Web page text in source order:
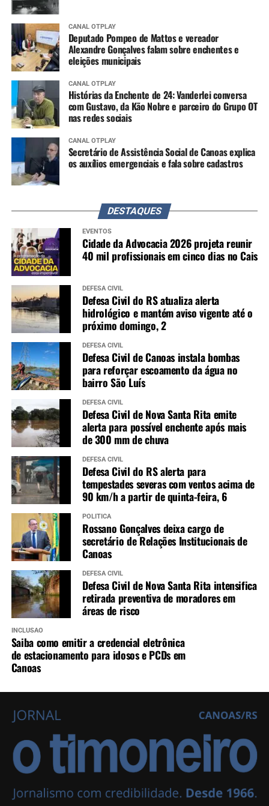
CANAL OTPLAY
Deputado Pompeo de Mattos e vereador
Alexandre Gonçalves falam sobre enchentes e
eleições municipais
CANAL OTPLAY
Histórias da Enchente de 24: Vanderlei conversa
com Gustavo, da Kão Nobre e parceiro do Grupo OT
nas redes sociais
CANAL OTPLAY
Secretário de Assistência Social de Canoas explica
os auxílios emergenciais e fala sobre cadastros
DESTAQUES
EVENTOS
Cidade da Advocacia 2026 projeta reunir
40 mil profissionais em cinco dias no Cais
DEFESA CIVIL
Defesa Civil do RS atualiza alerta
hidrológico e mantém aviso vigente até o
próximo domingo, 2
DEFESA CIVIL
Defesa Civil de Canoas instala bombas
para reforçar escoamento da água no
bairro São Luís
DEFESA CIVIL
Defesa Civil de Nova Santa Rita emite
alerta para possível enchente após mais
de 300 mm de chuva
DEFESA CIVIL
Defesa Civil do RS alerta para
tempestades severas com ventos acima de
90 km/h a partir de quinta-feira, 6
POLÍTICA
Rossano Gonçalves deixa cargo de
secretário de Relações Institucionais de
Canoas
DEFESA CIVIL
Defesa Civil de Nova Santa Rita intensifica
retirada preventiva de moradores em
áreas de risco
INCLUSÃO
Saiba como emitir a credencial eletrônica
de estacionamento para idosos e PCDs em
Canoas